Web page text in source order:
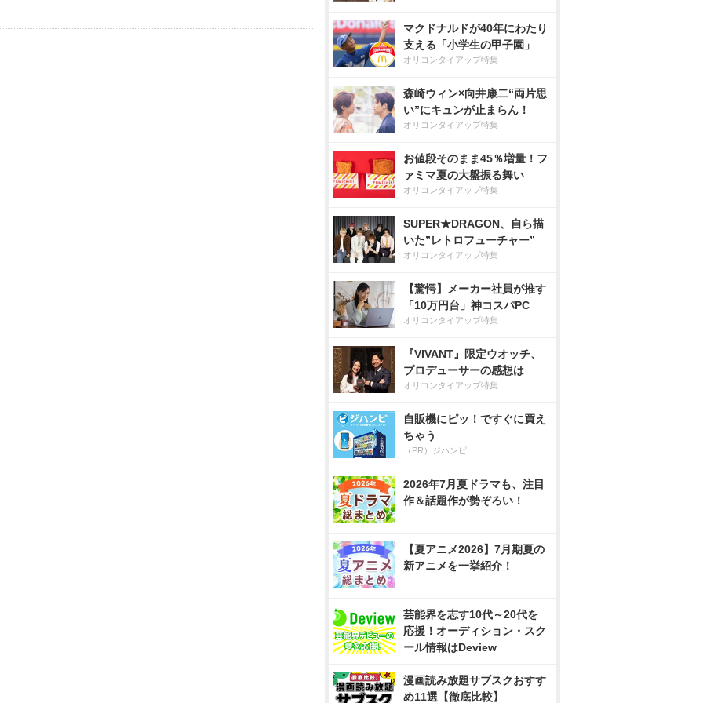
マクドナルドが40年にわたり
支える「小学生の甲子園」
オリコンタイアップ特集
森崎ウィン×向井康二“両片思
い”にキュンが止まらん！
オリコンタイアップ特集
お値段そのまま45％増量！フ
ァミマ夏の大盤振る舞い
オリコンタイアップ特集
SUPER★DRAGON、自ら描
いた”レトロフューチャー”
オリコンタイアップ特集
【驚愕】メーカー社員が推す
「10万円台」神コスパPC
オリコンタイアップ特集
『VIVANT』限定ウオッチ、
プロデューサーの感想は
オリコンタイアップ特集
自販機にピッ！ですぐに買え
ちゃう
（PR）ジハンピ
2026年7月夏ドラマも、注目
作＆話題作が勢ぞろい！
【夏アニメ2026】7月期夏の
新アニメを一挙紹介！
芸能界を志す10代～20代を
応援！オーディション・スク
ール情報はDeview
漫画読み放題サブスクおすす
め11選【徹底比較】